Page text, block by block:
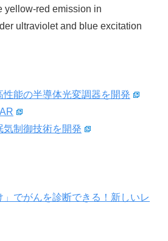
yellow-red emission in
ultraviolet and blue excitation
性能の半導体光変調器を開発
制御技術を開発
」でがんを診断できる！新しいレ